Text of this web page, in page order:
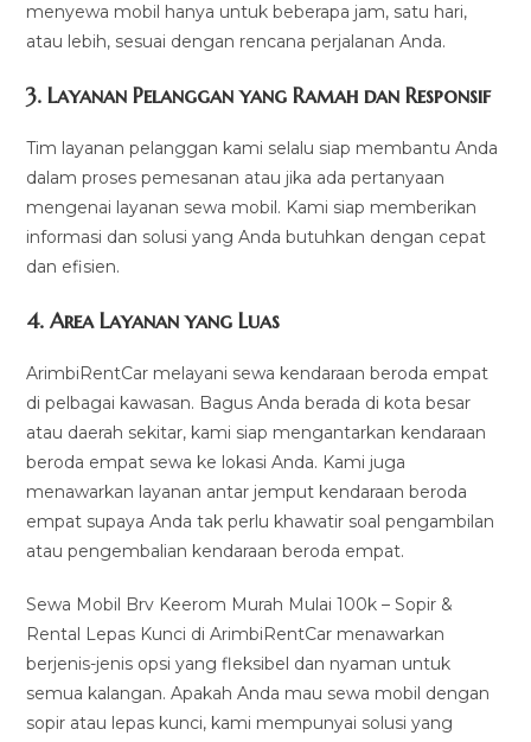
menyewa mobil hanya untuk beberapa jam, satu hari,
atau lebih, sesuai dengan rencana perjalanan Anda.
3.Layanan Pelanggan yang Ramah dan Responsif
Tim layanan pelanggan kami selalu siap membantu Anda
dalam proses pemesanan atau jika ada pertanyaan
mengenai layanan sewa mobil. Kami siap memberikan
informasi dan solusi yang Anda butuhkan dengan cepat
dan efisien.
4.Area Layanan yang Luas
ArimbiRentCar melayani sewa kendaraan beroda empat
di pelbagai kawasan. Bagus Anda berada di kota besar
atau daerah sekitar, kami siap mengantarkan kendaraan
beroda empat sewa ke lokasi Anda. Kami juga
menawarkan layanan antar jemput kendaraan beroda
empat supaya Anda tak perlu khawatir soal pengambilan
atau pengembalian kendaraan beroda empat.
Sewa Mobil Brv Keerom Murah Mulai 100k – Sopir &
Rental Lepas Kunci di ArimbiRentCar menawarkan
berjenis-jenis opsi yang fleksibel dan nyaman untuk
semua kalangan. Apakah Anda mau sewa mobil dengan
sopir atau lepas kunci, kami mempunyai solusi yang